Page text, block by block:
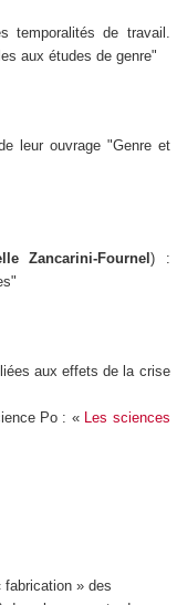
temporalités de travail.
aux études de genre"
leur ouvrage "Genre et
Zancarini-Fournel) :
aux effets de la crise
Po : « Les sciences
» des